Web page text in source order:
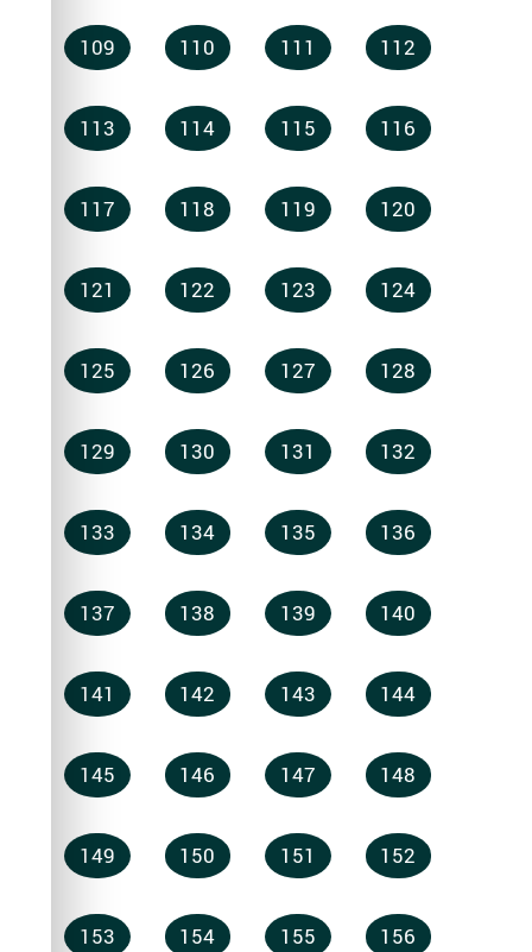
109 110 111 112
113 114 115 116
117 118 119 120
121 122 123 124
125 126 127 128
129 130 131 132
133 134 135 136
137 138 139 140
141 142 143 144
145 146 147 148
149 150 151 152
153 154 155 156